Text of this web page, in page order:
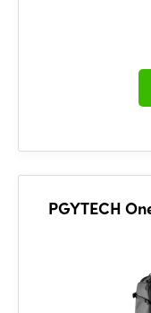
PGYTECH